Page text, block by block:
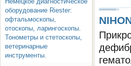
оборудование Riester:
офтальмоскопы,
отоскопы, ларингоскопы.
Тонометры и стетоскопы,
ветеринарные
инструменты.